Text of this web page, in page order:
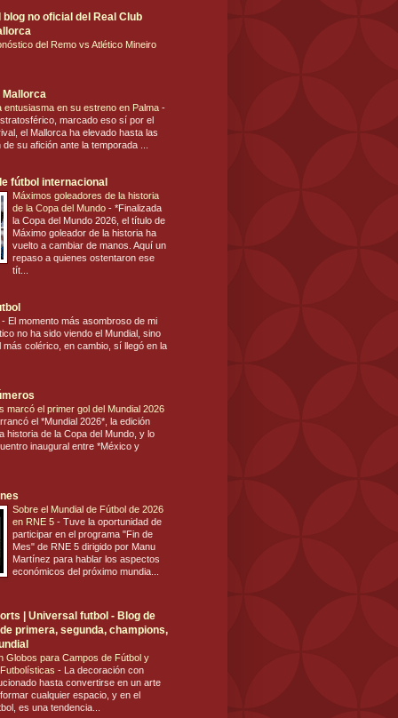
blog no oficial del Real Club
del Remo vs Atlético Mineiro
Mallorca
entusiasma en su estreno en Palma -
marcado eso sí por el
el Mallorca ha elevado hasta las
su afición ante la temporada ...
fútbol internacional
Máximos goleadores de la historia
de la Copa del Mundo - *Finalizada
la Copa del Mundo 2026, el título de
Máximo goleador de la historia ha
vuelto a cambiar de manos. Aquí un
repaso a quienes ostentaron ese
tít...
- El momento más asombroso de mi
no ha sido viendo el Mundial, sino
más colérico, en cambio, sí llegó en la
marcó el primer gol del Mundial 2026
el *Mundial 2026*, la edición
historia de la Copa del Mundo, y lo
inaugural entre *México y
Sobre el Mundial de Fútbol de 2026
en RNE 5 - Tuve la oportunidad de
participar en el programa "Fin de
Mes" de RNE 5 dirigido por Manu
Martínez para hablar los aspectos
económicos del próximo mundia...
| Universal futbol - Blog de
primera, segunda, champions,
Globos para Campos de Fútbol y
- La decoración con
hasta convertirse en un arte
cualquier espacio, y en el
es una tendencia...